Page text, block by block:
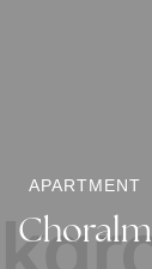
APARTMENT
Choralm